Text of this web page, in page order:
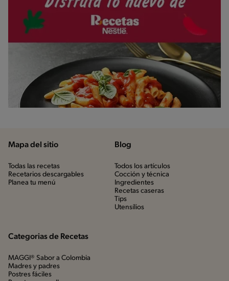
Mapa del sitio
Todas las recetas
Recetarios descargables
Planea tu menú
Blog
Todos los artículos
Cocción y técnica
Ingredientes
Recetas caseras
Tips
Utensílios
Categorias de Recetas
MAGGI® Sabor a Colombia
Madres y padres
Postres fáciles